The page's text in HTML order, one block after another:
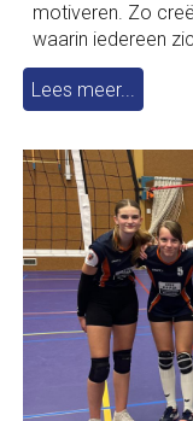
motiveren. Zo
waarin iedereen
Lees meer...